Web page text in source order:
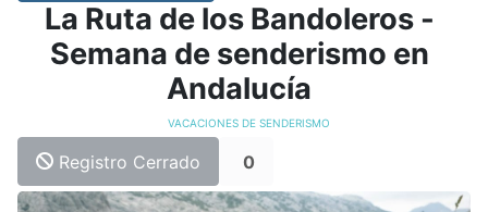
La Ruta de los Bandoleros -
Semana de senderismo en
Andalucía
VACACIONES DE SENDERISMO
Registro Cerrado 0